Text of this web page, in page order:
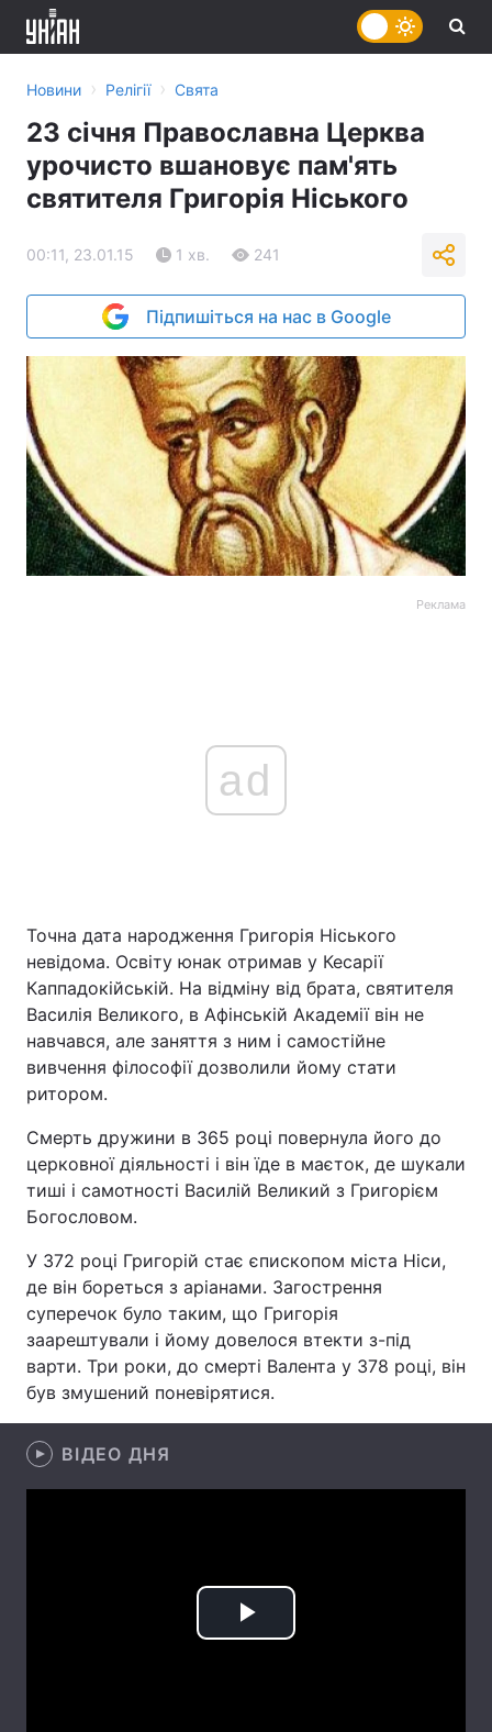
Головна Війна
Політика
Економіка Світ
Спорт
Техно і зв'язок Лайт
Зброя Інциденти
Здоров'я Туризм
Екологія
Думки
Новини › Релігії › Свята
23 січня Православна Церква
урочисто вшановує пам'ять
святителя Григорія Ніського
00:11, 23.01.15 1 хв. 241
Підпишіться на нас в Google
Реклама
ad
Точна дата народження Григорія Ніського
невідома. Освіту юнак отримав у Кесарії
Каппадокійській. На відміну від брата, святителя
Василія Великого, в Афінській Академії він не
навчався, але заняття з ним і самостійне
вивчення філософії дозволили йому стати
ритором.
Смерть дружини в 365 році повернула його до
церковної діяльності і він їде в маєток, де шукали
тиші і самотності Василій Великий з Григорієм
Богословом.
У 372 році Григорій стає єпископом міста Ніси,
де він бореться з аріанами. Загострення
суперечок було таким, що Григорія
заарештували і йому довелося втекти з-під
варти. Три роки, до смерті Валента у 378 році, він
був змушений поневірятися.
ВІДЕО ДНЯ
Play